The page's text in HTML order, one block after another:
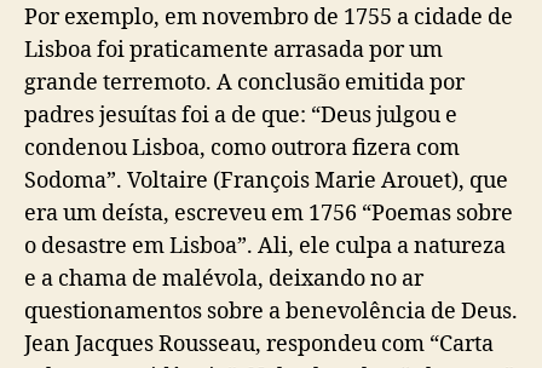
Por exemplo, em novembro de 1755 a cidade de
Lisboa foi praticamente arrasada por um
grande terremoto. A conclusão emitida por
padres jesuítas foi a de que: “Deus julgou e
condenou Lisboa, como outrora fizera com
Sodoma”. Voltaire (François Marie Arouet), que
era um deísta, escreveu em 1756 “Poemas sobre
o desastre em Lisboa”. Ali, ele culpa a natureza
e a chama de malévola, deixando no ar
questionamentos sobre a benevolência de Deus.
Jean Jacques Rousseau, respondeu com “Carta